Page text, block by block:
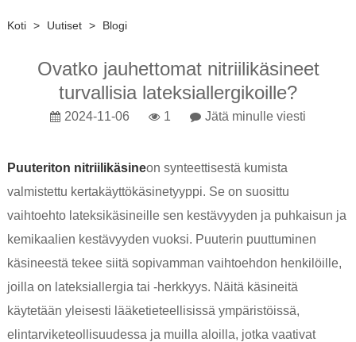
Koti > Uutiset > Blogi
Ovatko jauhettomat nitriilikäsineet
turvallisia lateksiallergikoille?
2024-11-06 1 Jätä minulle viesti
Puuteriton nitriilikäsineon synteettisestä kumista
valmistettu kertakäyttökäsinetyyppi. Se on suosittu
vaihtoehto lateksikäsineille sen kestävyyden ja puhkaisun ja
kemikaalien kestävyyden vuoksi. Puuterin puuttuminen
käsineestä tekee siitä sopivamman vaihtoehdon henkilöille,
joilla on lateksiallergia tai -herkkyys. Näitä käsineitä
käytetään yleisesti lääketieteellisissä ympäristöissä,
elintarviketeollisuudessa ja muilla aloilla, jotka vaativat